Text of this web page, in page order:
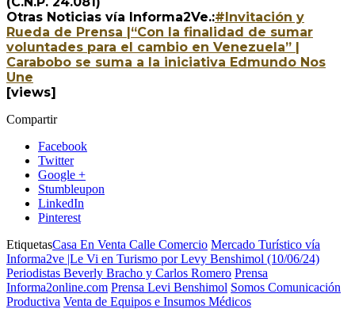
Otras Noticias vía Informa2Ve.:#Invitación y
Rueda de Prensa |“Con la finalidad de sumar
voluntades para el cambio en Venezuela” |
Carabobo se suma a la iniciativa Edmundo Nos
Une
[views]
Compartir
Facebook
Twitter
Google +
Stumbleupon
LinkedIn
Pinterest
EtiquetasCasa En Venta Calle Comercio Mercado Turístico vía
Informa2ve |Le Vi en Turismo por Levy Benshimol (10/06/24)
Periodistas Beverly Bracho y Carlos Romero Prensa
Informa2online.com Prensa Levi Benshimol Somos Comunicación
Productiva Venta de Equipos e Insumos Médicos